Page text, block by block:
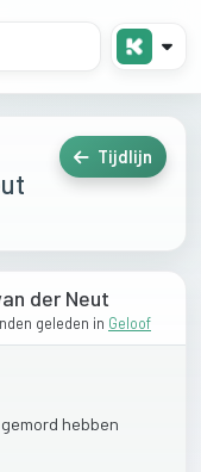
Tijdlijn
der Neut
geleden in Geloof
gemord hebben